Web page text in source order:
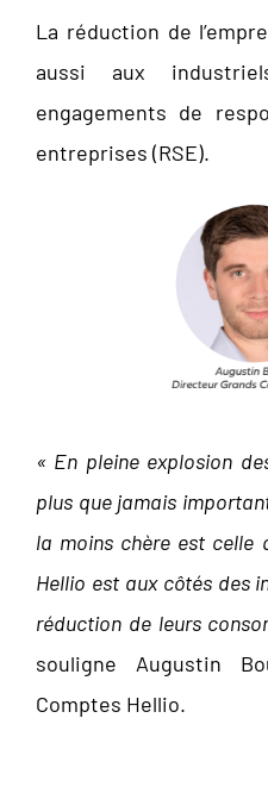
La réduction de
aussi aux
engagements de
entreprises (RSE).
« En pleine explosion
plus que jamais
la moins chère est celle
Hellio est aux côtés des
réduction de leurs
souligne Augustin
Comptes Hellio.